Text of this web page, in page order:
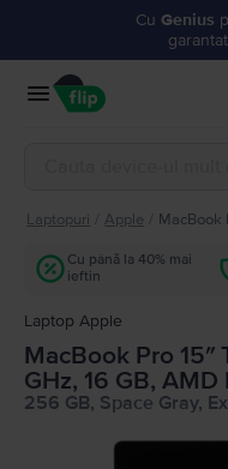
Cu Genius
Laptopuri Apple MacBook
Cu până la 40% mai
ieftin
Laptop Apple
MacBook Pro 15″
GHz, 16 GB,
256 GB, Space Gray,